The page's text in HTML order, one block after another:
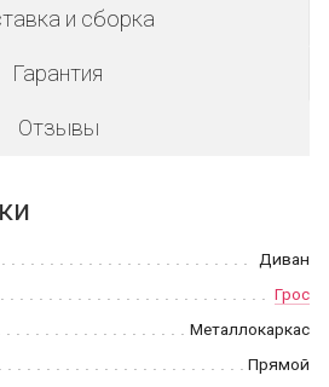
и сборка
Гарантия
Отзывы
Диван
Грос
Металлокаркас
Прямой